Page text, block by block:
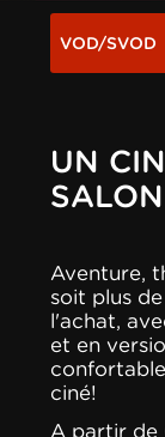
VOD/SVOD
UN
SALON
Aventure,
soit plus
l'achat,
et en
ciné!
A partir de